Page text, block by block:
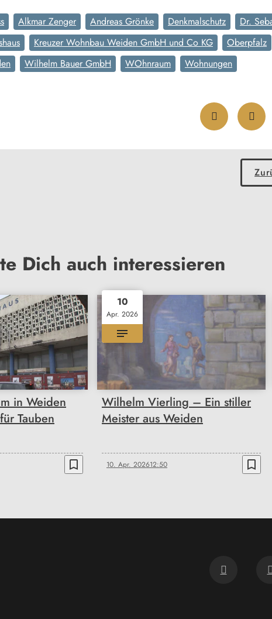
Alkmar Zenger Andreas Grönke Denkmalschutz Dr.
Kreuzer Wohnbau Weiden GmbH und Co KG Oberpfalz
Wilhelm Bauer GmbH WOhnraum Wohnungen
Dich auch interessieren
in Weiden
Tauben
bookmark_border
10
Apr. 2026
Wilhelm Vierling – Ein stiller
Meister aus Weiden
10. Apr. 202612:50 bookmark_border